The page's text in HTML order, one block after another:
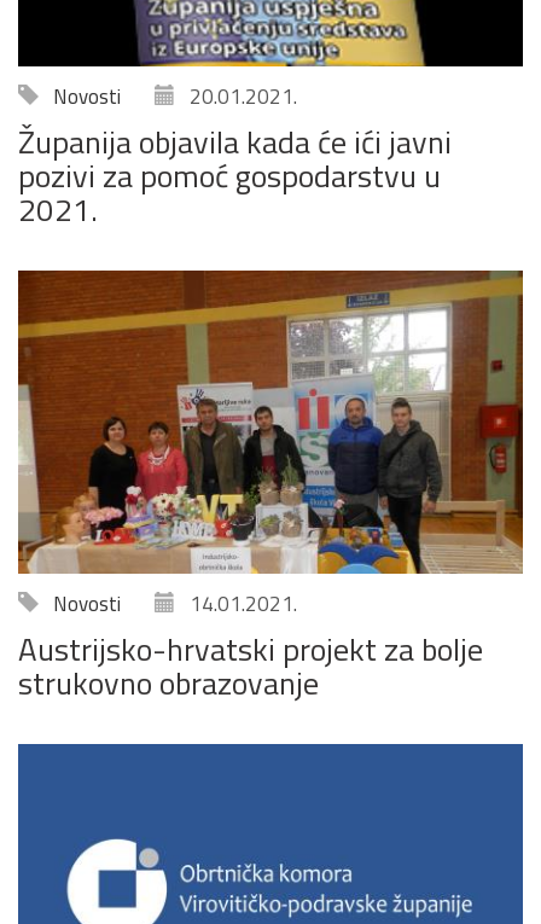
Novosti 20.01.2021.
Županija objavila kada će ići javni
pozivi za pomoć gospodarstvu u
2021.
Novosti 14.01.2021.
Austrijsko-hrvatski projekt za bolje
strukovno obrazovanje